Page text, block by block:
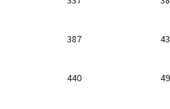
387
440